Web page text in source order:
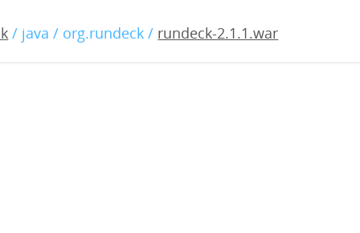
/ java / org.rundeck / rundeck-2.1.1.war